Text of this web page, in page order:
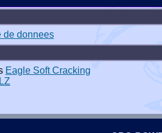
de donnees
Eagle Soft Cracking